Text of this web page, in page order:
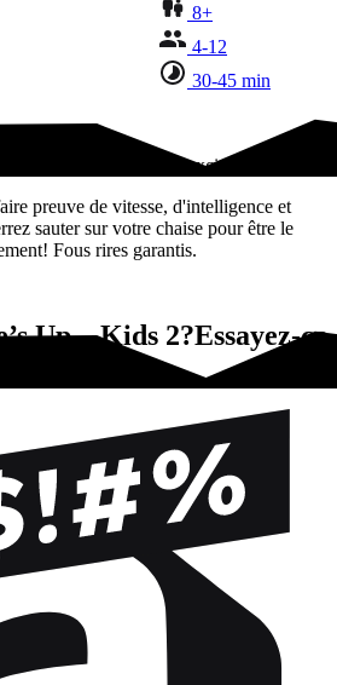
8+
4-12
30-45 min
devinette amusant et excitant!
preuve de vitesse, d'intelligence et
sauter sur votre chaise pour être le
Fous rires garantis.
Up – Kids 2?Essayez-ça